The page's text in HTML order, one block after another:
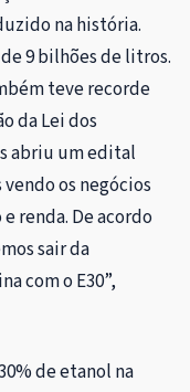
na história.
9 bilhões de litros.
teve recorde
da Lei dos
abriu um edital
os negócios
renda. De acordo
sair da
com o E30”,
de etanol na